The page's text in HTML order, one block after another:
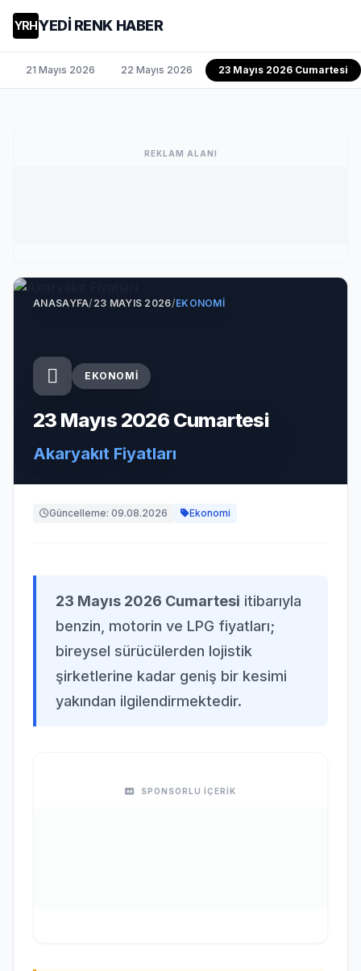
YRHYEDİ RENK HABER
21 Mayıs 2026 22 Mayıs 2026 23 Mayıs 2026 Cumartesi
REKLAM ALANI
ANASAYFA/23 MAYIS 2026/EKONOMI
EKONOMI
23 Mayıs 2026 Cumartesi
Akaryakıt Fiyatları
Güncelleme: 09.08.2026 Ekonomi
23 Mayıs 2026 Cumartesi itibarıyla
benzin, motorin ve LPG fiyatları;
bireysel sürücülerden lojistik
şirketlerine kadar geniş bir kesimi
yakından ilgilendirmektedir.
SPONSORLU İÇERİK